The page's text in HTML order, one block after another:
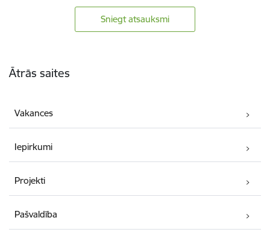
Sniegt atsauksmi
Ātrās saites
Vakances
Iepirkumi
Projekti
Pašvaldība